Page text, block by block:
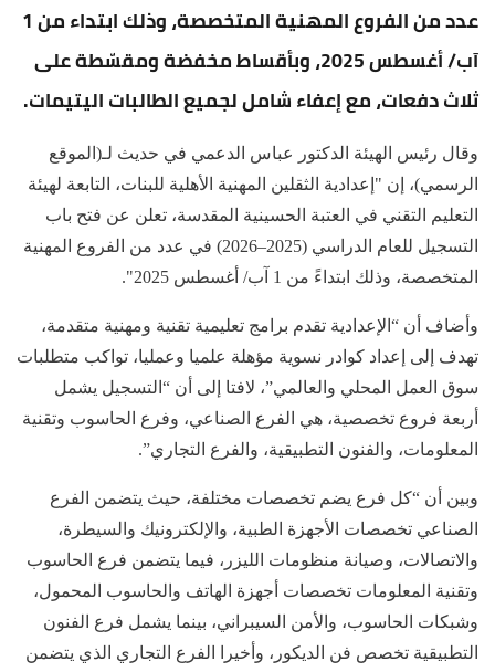
عدد من الفروع المهنية المتخصصة، وذلك ابتداء من 1
آب/ أغسطس 2025، وبأقساط مخفضة ومقسّطة على
ثلاث دفعات، مع إعفاء شامل لجميع الطالبات اليتيمات.
وقال رئيس الهيئة الدكتور عباس الدعمي في حديث لـ(الموقع
الرسمي)، إن "إعدادية الثقلين المهنية الأهلية للبنات، التابعة لهيئة
التعليم التقني في العتبة الحسينية المقدسة، تعلن عن فتح باب
التسجيل للعام الدراسي (2025–2026) في عدد من الفروع المهنية
المتخصصة، وذلك ابتداءً من 1 آب/ أغسطس 2025".
وأضاف أن “الإعدادية تقدم برامج تعليمية تقنية ومهنية متقدمة،
تهدف إلى إعداد كوادر نسوية مؤهلة علميا وعمليا، تواكب متطلبات
سوق العمل المحلي والعالمي”، لافتا إلى أن “التسجيل يشمل
أربعة فروع تخصصية، هي الفرع الصناعي، وفرع الحاسوب وتقنية
المعلومات، والفنون التطبيقية، والفرع التجاري”.
وبين أن “كل فرع يضم تخصصات مختلفة، حيث يتضمن الفرع
الصناعي تخصصات الأجهزة الطبية، والإلكترونيك والسيطرة،
والاتصالات، وصيانة منظومات الليزر، فيما يتضمن فرع الحاسوب
وتقنية المعلومات تخصصات أجهزة الهاتف والحاسوب المحمول،
وشبكات الحاسوب، والأمن السيبراني، بينما يشمل فرع الفنون
التطبيقية تخصص فن الديكور، وأخيرا الفرع التجاري الذي يتضمن